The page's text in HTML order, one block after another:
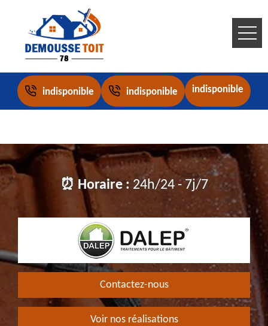
indisponible indisponible indisponible
⏰ Horaire : 24h/24 - 7j/7
Contactez-nous
Voir nos réalisations